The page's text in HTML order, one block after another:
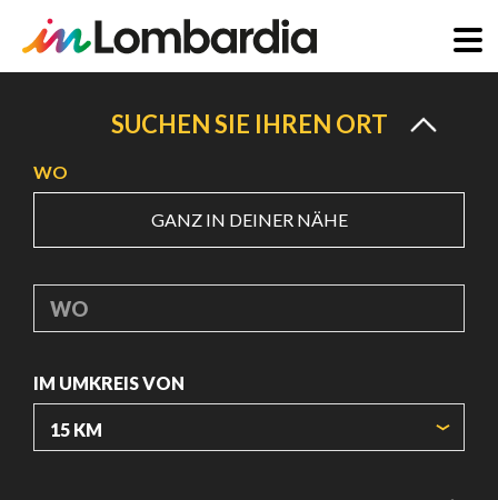
SUCHEN SIE IHREN ORT
WO
GANZ IN DEINER NÄHE
WO
IM UMKREIS VON